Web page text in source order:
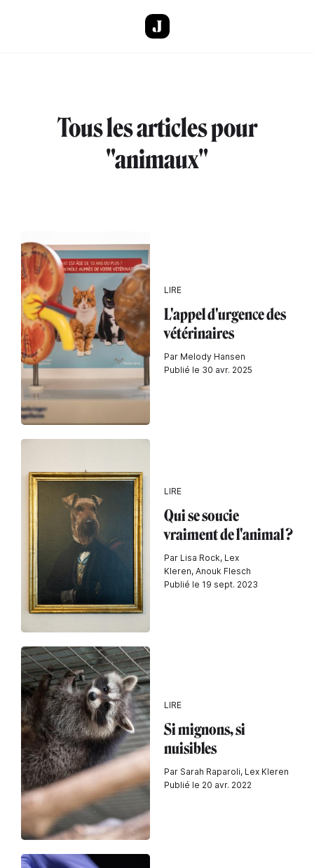
Tous les articles pour
"animaux"
LIRE
L'appel d'urgence des
vétérinaires
Par Melody Hansen
Publié le 30 avr. 2025
LIRE
Qui se soucie
vraiment de l'animal ?
Par Lisa Rock, Lex
Kleren, Anouk Flesch
Publié le 19 sept. 2023
LIRE
Si mignons, si
nuisibles
Par Sarah Raparoli, Lex Kleren
Publié le 20 avr. 2022